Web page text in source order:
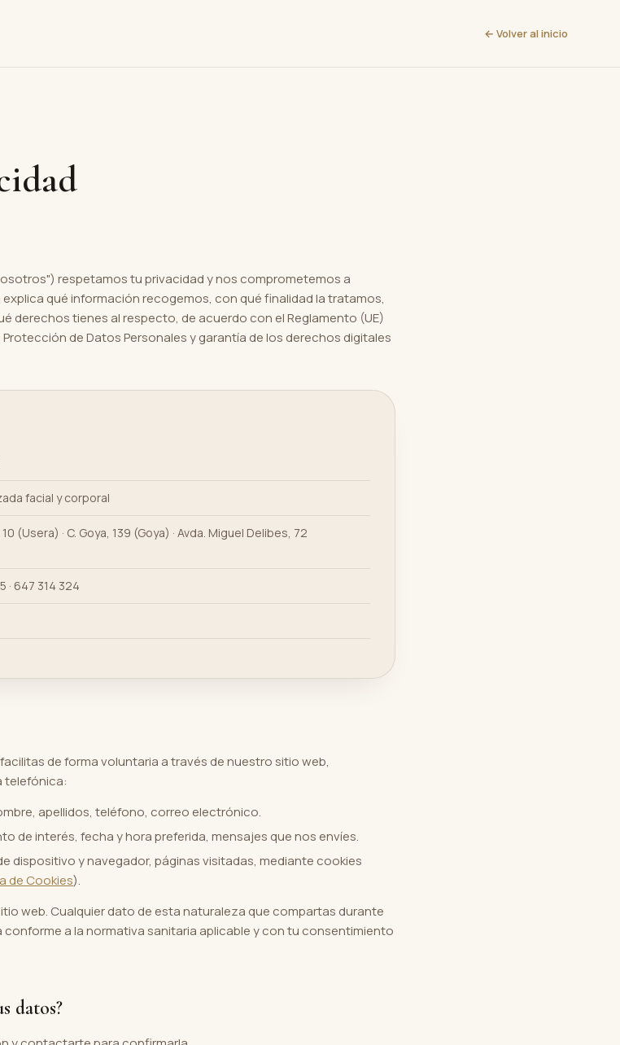
← Volver al inicio
respetamos tu privacidad y nos comprometemos a
qué información recogemos, con qué finalidad la tratamos,
derechos tienes al respecto, de acuerdo con el Reglamento (UE)
Protección de Datos Personales y garantía de los derechos digitales
facial y corporal
(Usera) · C. Goya, 139 (Goya) · Avda. Miguel Delibes, 72
· 647 314 324
de forma voluntaria a través de nuestro sitio web,
telefónica:
apellidos, teléfono, correo electrónico.
de interés, fecha y hora preferida, mensajes que nos envíes.
dispositivo y navegador, páginas visitadas, mediante cookies
de Cookies).
web. Cualquier dato de esta naturaleza que compartas durante
a la normativa sanitaria aplicable y con tu consentimiento
datos?